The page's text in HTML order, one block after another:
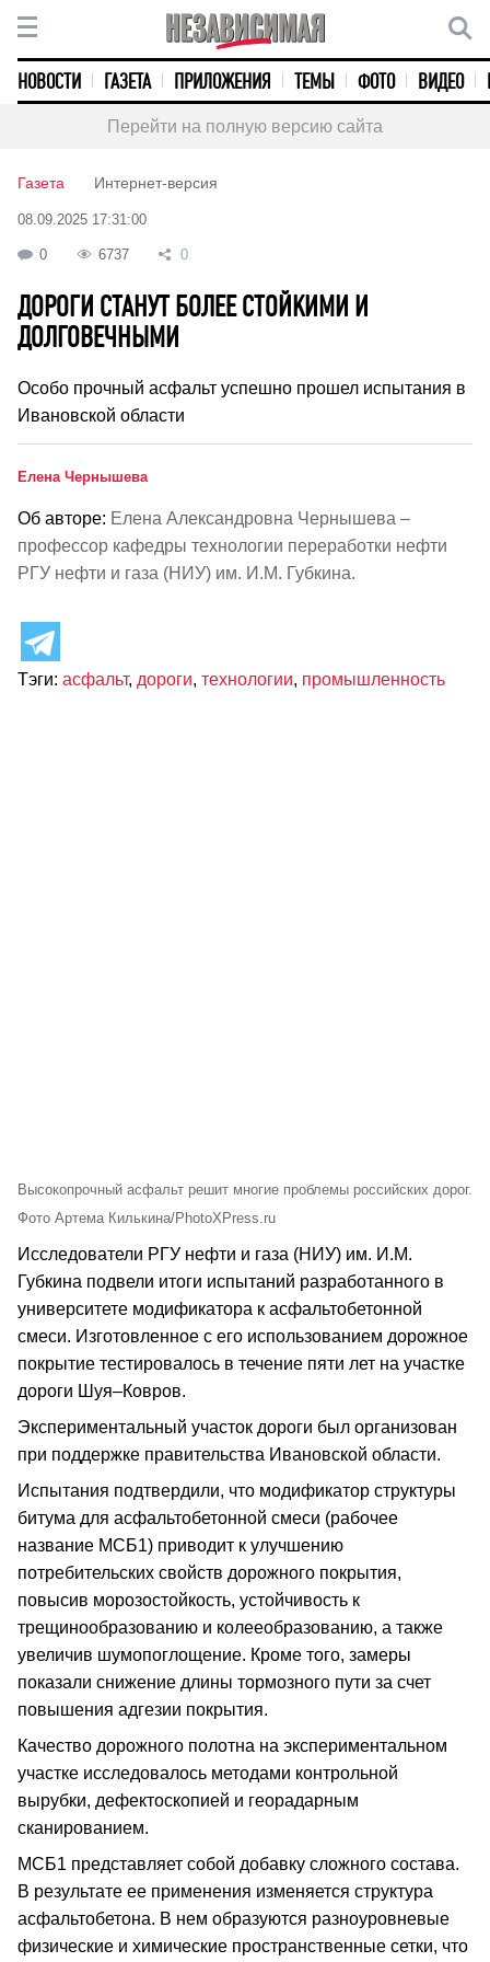
НОВОСТИ ГАЗЕТА ПРИЛОЖЕНИЯ ТЕМЫ ФОТО ВИДЕО
Перейти на полную версию сайта
Газета Интернет-версия
08.09.2025 17:31:00
0 6737 0
ДОРОГИ СТАНУТ БОЛЕЕ СТОЙКИМИ И
ДОЛГОВЕЧНЫМИ
Особо прочный асфальт успешно прошел испытания в
Ивановской области
Елена Чернышева
Об авторе: Елена Александровна Чернышева –
профессор кафедры технологии переработки нефти
РГУ нефти и газа (НИУ) им. И.М. Губкина.
Тэги: асфальт, дороги, технологии, промышленность
Высокопрочный асфальт решит многие проблемы российских дорог.
Фото Артема Килькина/PhotoXPress.ru
Исследователи РГУ нефти и газа (НИУ) им. И.М.
Губкина подвели итоги испытаний разработанного в
университете модификатора к асфальтобетонной
смеси. Изготовленное с его использованием дорожное
покрытие тестировалось в течение пяти лет на участке
дороги Шуя–Ковров.
Экспериментальный участок дороги был организован
при поддержке правительства Ивановской области.
Испытания подтвердили, что модификатор структуры
битума для асфальтобетонной смеси (рабочее
название МСБ1) приводит к улучшению
потребительских свойств дорожного покрытия,
повысив морозостойкость, устойчивость к
трещинообразованию и колееобразованию, а также
увеличив шумопоглощение. Кроме того, замеры
показали снижение длины тормозного пути за счет
повышения адгезии покрытия.
Качество дорожного полотна на экспериментальном
участке исследовалось методами контрольной
вырубки, дефектоскопией и георадарным
сканированием.
МСБ1 представляет собой добавку сложного состава.
В результате ее применения изменяется структура
асфальтобетона. В нем образуются разноуровневые
физические и химические пространственные сетки, что